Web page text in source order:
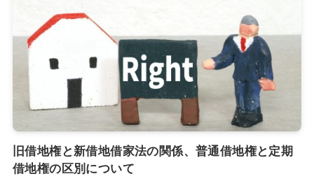
旧借地権と新借地借家法の関係、普通借地権と定期
借地権の区別について